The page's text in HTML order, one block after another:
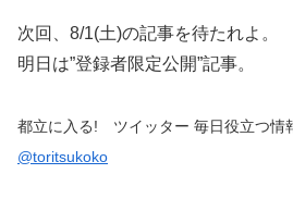
次回、8/1(土)の記事を待たれよ。
明日は”登録者限定公開”記事。
都立に入る! ツイッター 毎日役立つ情
@toritsukoko